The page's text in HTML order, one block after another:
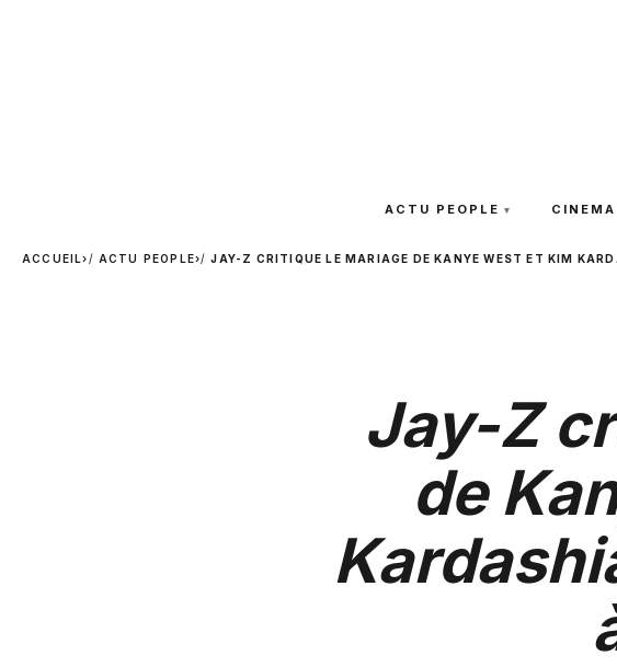
ACTU PEOPLE CINEMA
ACCUEIL› ACTU PEOPLE› JAY-Z CRITIQUE LE MARIAGE DE KANYE WEST ET KIM
Jay-Z
de